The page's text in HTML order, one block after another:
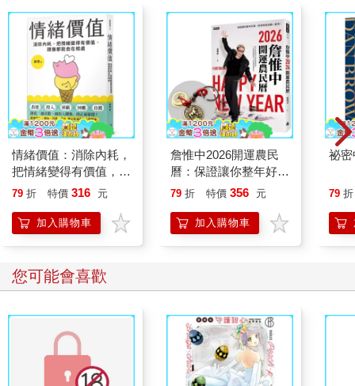
情緒價值：消除內耗，
把情緒變得有價值，跟
誰都能自在相處
79 折 特價 316 元
加入購物車
詹惟中2026開運農民
曆：保證讓你整年好
運、財源快馬加鞭一直
錢五帝錢吊飾】
79 折 特價 356 元
加入購物車
祕
79 折
您可能會喜歡